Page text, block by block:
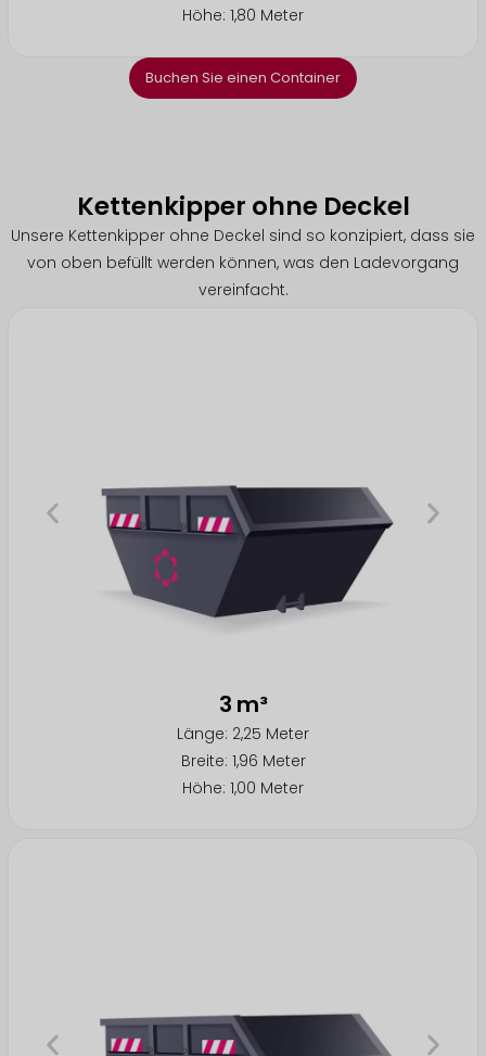
Höhe: 1,80 Meter
Buchen Sie einen Container
Kettenkipper ohne Deckel
Unsere Kettenkipper ohne Deckel sind so konzipiert, dass sie
von oben befüllt werden können, was den Ladevorgang
vereinfacht.
3 m³
Länge: 2,25 Meter
Breite: 1,96 Meter
Höhe: 1,00 Meter